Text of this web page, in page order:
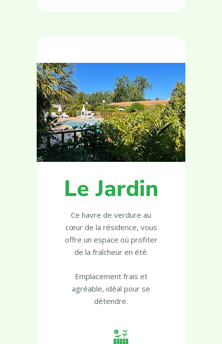
Le Jardin
Ce havre de verdure au
cœur de la résidence, vous
de la fraîcheur en été.
Emplacement frais et